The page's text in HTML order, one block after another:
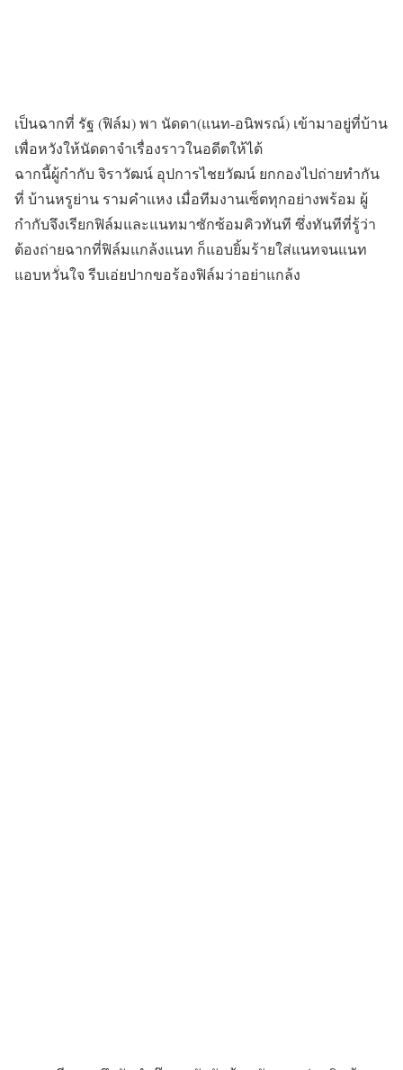
เป็นฉากที่ รัฐ (ฟิล์ม) พา นัดดา(แนท-อนิพรณ์) เข้ามาอยู่ที่บ้าน
เพื่อหวังให้นัดดาจำเรื่องราวในอดีตให้ได้
ฉากนี้ผู้กำกับ จิราวัฒน์ อุปการไชยวัฒน์ ยกกองไปถ่ายทำกัน
ที่ บ้านหรูย่าน รามคำแหง เมื่อทีมงานเซ็ตทุกอย่างพร้อม ผู้
กำกับจึงเรียกฟิล์มและแนทมาซักซ้อมคิวทันที ซึ่งทันทีที่รู้ว่า
ต้องถ่ายฉากที่ฟิล์มแกล้งแนท ก็แอบยิ้มร้ายใส่แนทจนแนท
แอบหวั่นใจ รีบเอ่ยปากขอร้องฟิล์มว่าอย่าแกล้ง